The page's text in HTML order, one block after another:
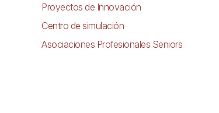
Proyectos de Innovación
Centro de simulación
Asociaciones Profesionales Seniors